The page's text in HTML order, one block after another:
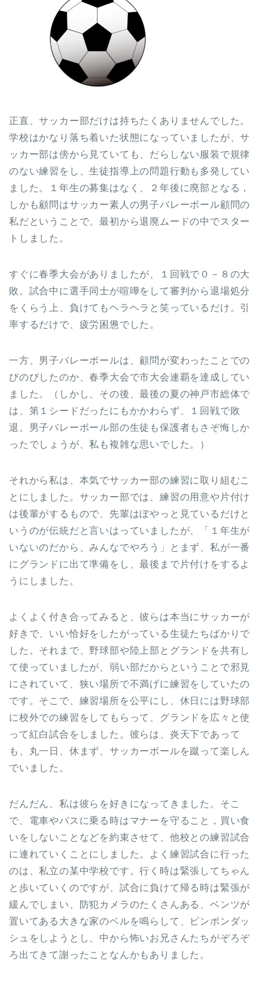
正直、サッカー部だけは持ちたくありませんでした。
学校はかなり落ち着いた状態になっていましたが、サ
ッカー部は傍から見ていても、だらしない服装で規律
のない練習をし、生徒指導上の問題行動も多発してい
ました。１年生の募集はなく、２年後に廃部となる，
しかも顧問はサッカー素人の男子バレーボール顧問の
私だということで、最初から退廃ムードの中でスター
トしました。
すぐに春季大会がありましたが、１回戦で０－８の大
敗。試合中に選手同士が喧嘩をして審判から退場処分
をくらう上、負けてもヘラヘラと笑っているだけ。引
率するだけで、疲労困憊でした。
一方、男子バレーボールは、顧問が変わったことでの
びのびしたのか、春季大会で市大会連覇を達成してい
ました。（しかし、その後、最後の夏の神戸市総体で
は、第１シードだったにもかかわらず、１回戦で敗
退。男子バレーボール部の生徒も保護者もさぞ悔しか
ったでしょうが、私も複雑な思いでした。）
それから私は、本気でサッカー部の練習に取り組むこ
とにしました。サッカー部では、練習の用意や片付け
は後輩がするもので、先輩はぼやっと見ているだけと
いうのが伝統だと言いはっていましたが、「１年生が
いないのだから、みんなでやろう」とまず、私が一番
にグランドに出て準備をし、最後まで片付けをするよ
うにしました。
よくよく付き合ってみると、彼らは本当にサッカーが
好きで、いい恰好をしたがっている生徒たちばかりで
した。それまで、野球部や陸上部とグランドを共有し
て使っていましたが、弱い部だからということで邪見
にされていて、狭い場所で不満げに練習をしていたの
です。そこで、練習場所を公平にし、休日には野球部
に校外での練習をしてもらって、グランドを広々と使
って紅白試合をしました。彼らは、炎天下であって
も、丸一日、休まず、サッカーボールを蹴って楽しん
でいました。
だんだん、私は彼らを好きになってきました。そこ
で、電車やバスに乗る時はマナーを守ること，買い食
いをしないことなどを約束させて、他校との練習試合
に連れていくことにしました。よく練習試合に行った
のは、私立の某中学校です。行く時は緊張してちゃん
と歩いていくのですが、試合に負けて帰る時は緊張が
緩んでしまい、防犯カメラのたくさんある、ベンツが
置いてある大きな家のベルを鳴らして、ピンポンダッ
シュをしようとし、中から怖いお兄さんたちがぞろぞ
ろ出てきて謝ったことなんかもありました。